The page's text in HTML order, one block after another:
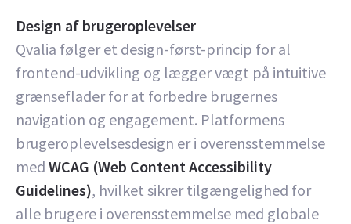
Design af brugeroplevelser
Qvalia følger et design-først-princip for al
frontend-udvikling og lægger vægt på intuitive
grænseflader for at forbedre brugernes
navigation og engagement. Platformens
brugeroplevelsesdesign er i overensstemmelse
med WCAG (Web Content Accessibility
Guidelines), hvilket sikrer tilgængelighed for
alle brugere i overensstemmelse med globale